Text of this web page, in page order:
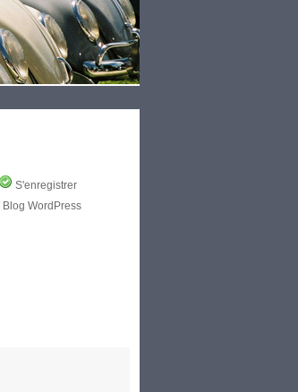
S'enregistrer
Blog WordPress